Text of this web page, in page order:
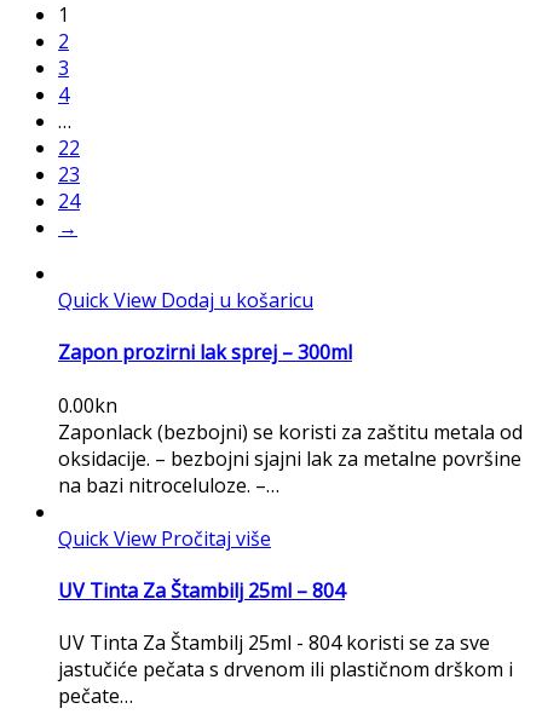
1
2
3
4
…
22
23
24
→
Quick View Dodaj u košaricu
Zapon prozirni lak sprej – 300ml
0.00kn
Zaponlack (bezbojni) se koristi za zaštitu metala od
oksidacije. – bezbojni sjajni lak za metalne površine
na bazi nitroceluloze. –…
Quick View Pročitaj više
UV Tinta Za Štambilj 25ml – 804
UV Tinta Za Štambilj 25ml - 804 koristi se za sve
jastučiće pečata s drvenom ili plastičnom drškom i
pečate…